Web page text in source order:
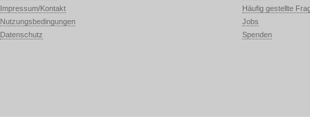
Impressum/Kontakt
Nutzungsbedingungen
Datenschutz
Häufig gestellte
Jobs
Spenden